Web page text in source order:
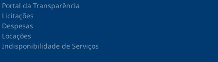
Portal da Transparência
Licitações
Despesas
Locações
Indisponibilidade de Serviços